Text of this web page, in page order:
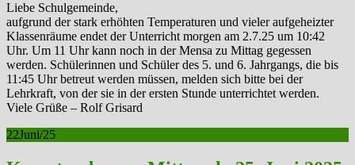
Liebe Schulgemeinde,
aufgrund der stark erhöhten Temperaturen und vieler aufgeheizter
Klassenräume endet der Unterricht morgen am 2.7.25 um 10:42
Uhr. Um 11 Uhr kann noch in der Mensa zu Mittag gegessen
werden. Schülerinnen und Schüler des 5. und 6. Jahrgangs, die bis
11:45 Uhr betreut werden müssen, melden sich bitte bei der
Lehrkraft, von der sie in der ersten Stunde unterrichtet werden.
Viele Grüße – Rolf Grisard
22Juni/25